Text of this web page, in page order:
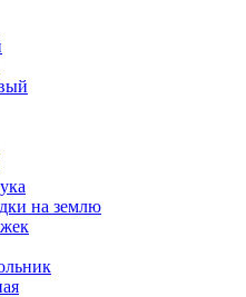
на землю